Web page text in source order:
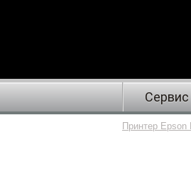
Сервис
Принтер Epson